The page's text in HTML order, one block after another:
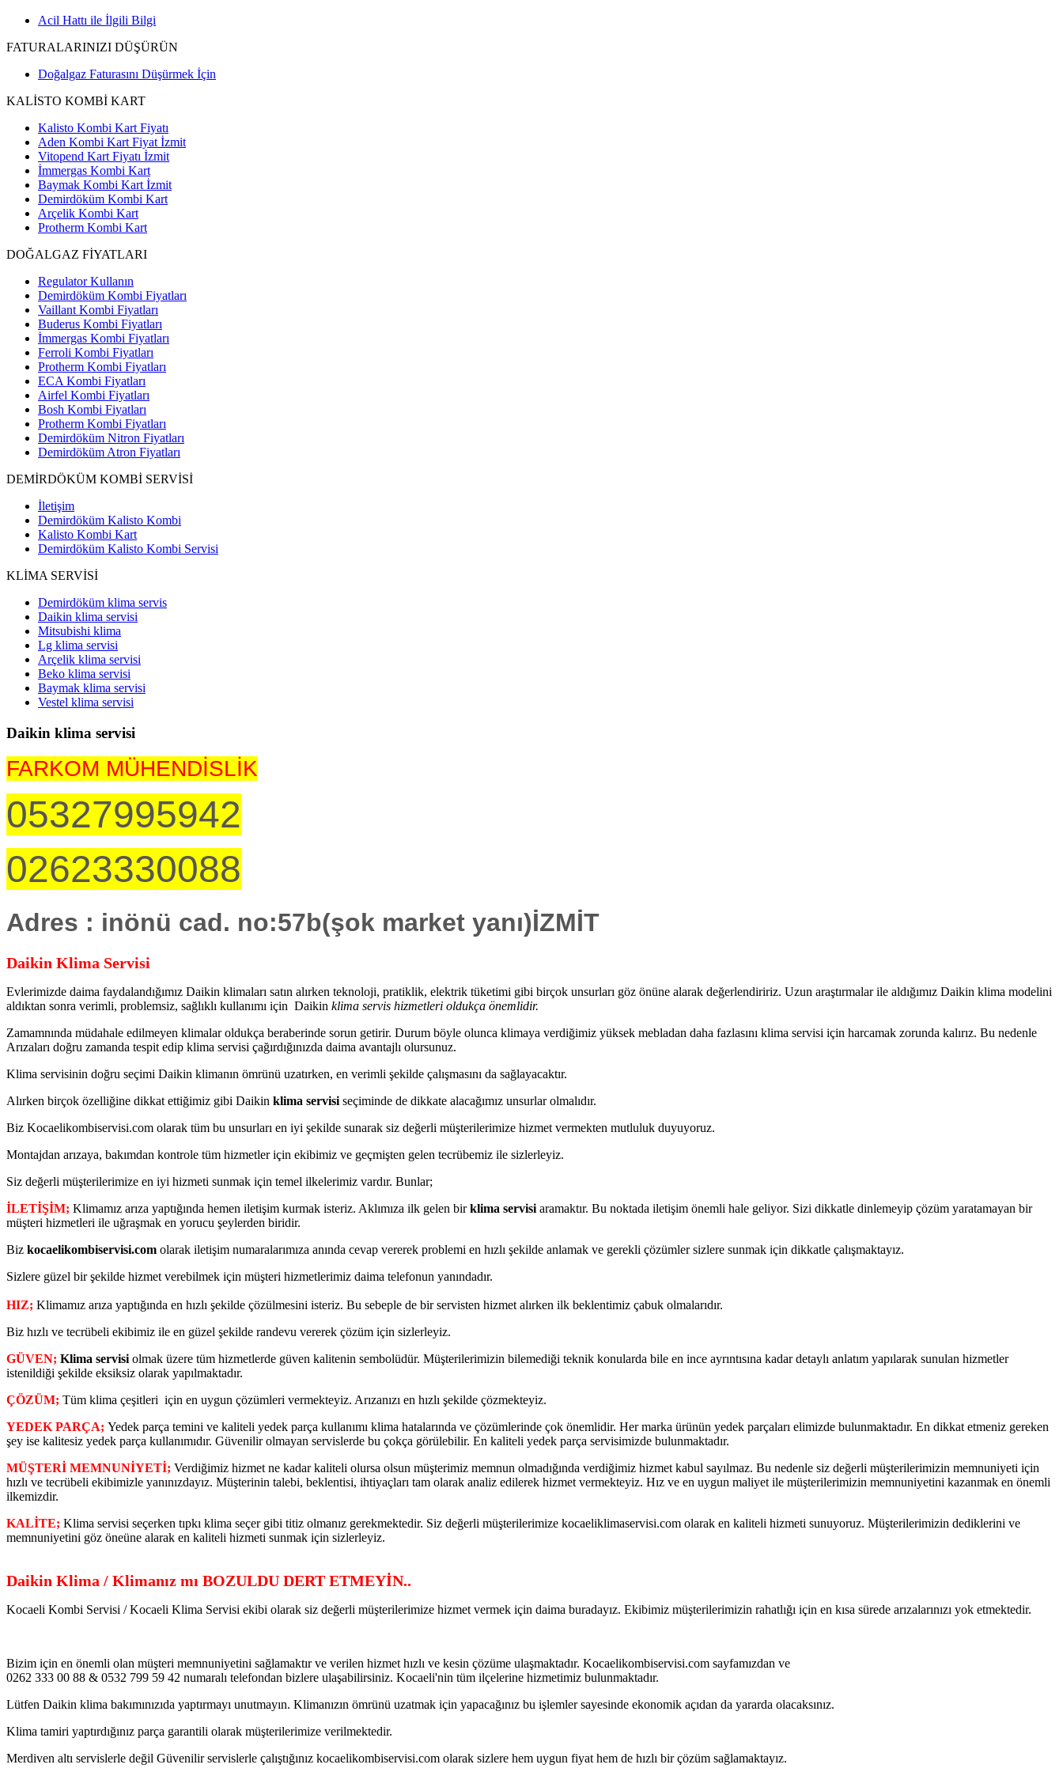
Acil Hattı ile İlgili Bilgi
FATURALARINIZI DÜŞÜRÜN
Doğalgaz Faturasını Düşürmek İçin
KALİSTO KOMBİ KART
Kalisto Kombi Kart Fiyatı
Aden Kombi Kart Fiyat İzmit
Vitopend Kart Fiyatı İzmit
İmmergas Kombi Kart
Baymak Kombi Kart İzmit
Demirdöküm Kombi Kart
Arçelik Kombi Kart
Protherm Kombi Kart
DOĞALGAZ FİYATLARI
Regulator Kullanın
Demirdöküm Kombi Fiyatları
Vaillant Kombi Fiyatları
Buderus Kombi Fiyatları
İmmergas Kombi Fiyatları
Ferroli Kombi Fiyatları
Protherm Kombi Fiyatları
ECA Kombi Fiyatları
Airfel Kombi Fiyatları
Bosh Kombi Fiyatları
Protherm Kombi Fiyatları
Demirdöküm Nitron Fiyatları
Demirdöküm Atron Fiyatları
DEMİRDÖKÜM KOMBİ SERVİSİ
İletişim
Demirdöküm Kalisto Kombi
Kalisto Kombi Kart
Demirdöküm Kalisto Kombi Servisi
KLİMA SERVİSİ
Demirdöküm klima servis
Daikin klima servisi
Mitsubishi klima
Lg klima servisi
Arçelik klima servisi
Beko klima servisi
Baymak klima servisi
Vestel klima servisi
Daikin klima servisi
FARKOM MÜHENDİSLİK
05327995942
02623330088
Adres : inönü cad. no:57b(şok market yanı)İZMİT
Daikin Klima Servisi
Evlerimizde daima faydalandığımız Daikin klimaları satın alırken teknoloji, pratiklik, elektrik tüketimi gibi birçok unsurları göz önüne alarak değerlendiririz. Uzun araştırmalar ile aldığımız Daikin klima modelini
aldıktan sonra verimli, problemsiz, sağlıklı kullanımı için Daikin klima servis hizmetleri oldukça önemlidir.
Zamamnında müdahale edilmeyen klimalar oldukça beraberinde sorun getirir. Durum böyle olunca klimaya verdiğimiz yüksek mebladan daha fazlasını klima servisi için harcamak zorunda kalırız. Bu nedenle
Arızaları doğru zamanda tespit edip klima servisi çağırdığınızda daima avantajlı olursunuz.
Klima servisinin doğru seçimi Daikin klimanın ömrünü uzatırken, en verimli şekilde çalışmasını da sağlayacaktır.
Alırken birçok özelliğine dikkat ettiğimiz gibi Daikin klima servisi seçiminde de dikkate alacağımız unsurlar olmalıdır.
Biz Kocaelikombiservisi.com olarak tüm bu unsurları en iyi şekilde sunarak siz değerli müşterilerimize hizmet vermekten mutluluk duyuyoruz.
Montajdan arızaya, bakımdan kontrole tüm hizmetler için ekibimiz ve geçmişten gelen tecrübemiz ile sizlerleyiz.
Siz değerli müşterilerimize en iyi hizmeti sunmak için temel ilkelerimiz vardır. Bunlar;
İLETİŞİM; Klimamız arıza yaptığında hemen iletişim kurmak isteriz. Aklımıza ilk gelen birklima servisi aramaktır. Bu noktada iletişim önemli hale geliyor. Sizi dikkatle dinlemeyip çözüm yaratamayan bir
müşteri hizmetleri ile uğraşmak en yorucu şeylerden biridir.
Biz kocaelikombiservisi.com olarak iletişim numaralarımıza anında cevap vererek problemi en hızlı şekilde anlamak ve gerekli çözümler sizlere sunmak için dikkatle çalışmaktayız.
Sizlere güzel bir şekilde hizmet verebilmek için müşteri hizmetlerimiz daima telefonun yanındadır.
HIZ; Klimamız arıza yaptığında en hızlı şekilde çözülmesini isteriz. Bu sebeple de bir servisten hizmet alırken ilk beklentimiz çabuk olmalarıdır.
Biz hızlı ve tecrübeli ekibimiz ile en güzel şekilde randevu vererek çözüm için sizlerleyiz.
GÜVEN; Klima servisi olmak üzere tüm hizmetlerde güven kalitenin sembolüdür. Müşterilerimizin bilemediği teknik konularda bile en ince ayrıntısına kadar detaylı anlatım yapılarak sunulan hizmetler
istenildiği şekilde eksiksiz olarak yapılmaktadır.
ÇÖZÜM; Tüm klima çeşitleri için en uygun çözümleri vermekteyiz. Arızanızı en hızlı şekilde çözmekteyiz.
YEDEK PARÇA; Yedek parça temini ve kaliteli yedek parça kullanımı klima hatalarında ve çözümlerinde çok önemlidir. Her marka ürünün yedek parçaları elimizde bulunmaktadır. En dikkat etmeniz gereken
şey ise kalitesiz yedek parça kullanımıdır. Güvenilir olmayan servislerde bu çokça görülebilir. En kaliteli yedek parça servisimizde bulunmaktadır.
MÜŞTERİ MEMNUNİYETİ; Verdiğimiz hizmet ne kadar kaliteli olursa olsun müşterimiz memnun olmadığında verdiğimiz hizmet kabul sayılmaz. Bu nedenle siz değerli müşterilerimizin memnuniyeti için
hızlı ve tecrübeli ekibimizle yanınızdayız. Müşterinin talebi, beklentisi, ihtiyaçları tam olarak analiz edilerek hizmet vermekteyiz. Hız ve en uygun maliyet ile müşterilerimizin memnuniyetini kazanmak en önemli
ilkemizdir.
KALİTE; Klima servisi seçerken tıpkı klima seçer gibi titiz olmanız gerekmektedir. Siz değerli müşterilerimize kocaeliklimaservisi.com olarak en kaliteli hizmeti sunuyoruz. Müşterilerimizin dediklerini ve
memnuniyetini göz öneüne alarak en kaliteli hizmeti sunmak için sizlerleyiz.
Daikin Klima / Klimanız mı BOZULDU DERT ETMEYİN..
Kocaeli Kombi Servisi / Kocaeli Klima Servisi ekibi olarak siz değerli müşterilerimize hizmet vermek için daima buradayız. Ekibimiz müşterilerimizin rahatlığı için en kısa sürede arızalarınızı yok etmektedir.
Bizim için en önemli olan müşteri memnuniyetini sağlamaktır ve verilen hizmet hızlı ve kesin çözüme ulaşmaktadır. Kocaelikombiservisi.com sayfamızdan ve
0262 333 00 88 & 0532 799 59 42 numaralı telefondan bizlere ulaşabilirsiniz. Kocaeli'nin tüm ilçelerine hizmetimiz bulunmaktadır.
Lütfen Daikin klima bakımınızıda yaptırmayı unutmayın. Klimanızın ömrünü uzatmak için yapacağınız bu işlemler sayesinde ekonomik açıdan da yararda olacaksınız.
Klima tamiri yaptırdığınız parça garantili olarak müşterilerimize verilmektedir.
Merdiven altı servislerle değil Güvenilir servislerle çalıştığınız kocaelikombiservisi.com olarak sizlere hem uygun fiyat hem de hızlı bir çözüm sağlamaktayız.